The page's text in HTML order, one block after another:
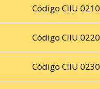
Código CIIU 0210
Código CIIU 0220
Código CIIU 0230